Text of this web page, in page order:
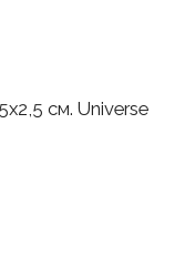
см. Universe